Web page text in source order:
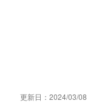
と共に、被災女子
を提供していま
て前進できるよう、
更新日： 2024/03/08